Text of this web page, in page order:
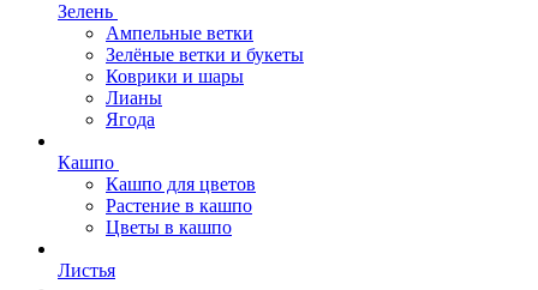
Зелень
Ампельные ветки
Зелёные ветки и букеты
Коврики и шары
Лианы
Ягода
Кашпо
Кашпо для цветов
Растение в кашпо
Цветы в кашпо
Листья